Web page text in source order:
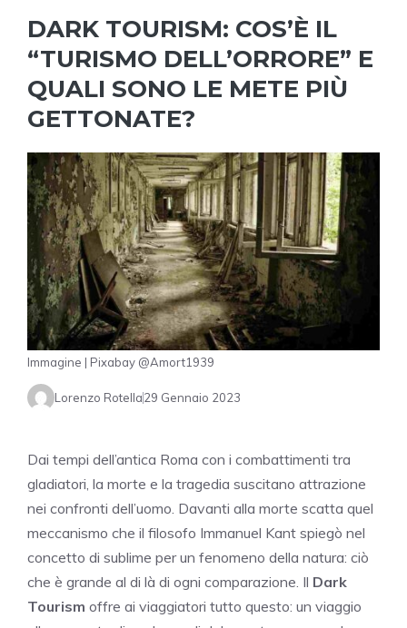
DARK TOURISM: COS’È IL
“TURISMO DELL’ORRORE” E
QUALI SONO LE METE PIÙ
GETTONATE?
Immagine | Pixabay @Amort1939
Lorenzo Rotella29 Gennaio 2023
Dai tempi dell’antica Roma con i combattimenti tra
gladiatori, la morte e la tragedia suscitano attrazione
nei confronti dell’uomo. Davanti alla morte scatta quel
meccanismo che il filosofo Immanuel Kant spiegò nel
concetto di sublime per un fenomeno della natura: ciò
che è grande al di là di ogni comparazione. Il Dark
Tourism offre ai viaggiatori tutto questo: un viaggio